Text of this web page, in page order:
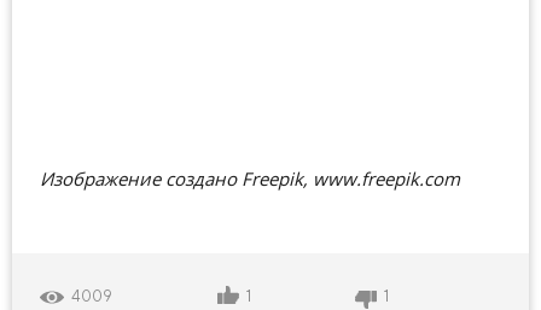
Изображение создано Freepik, www.freepik.com
4009 1 1